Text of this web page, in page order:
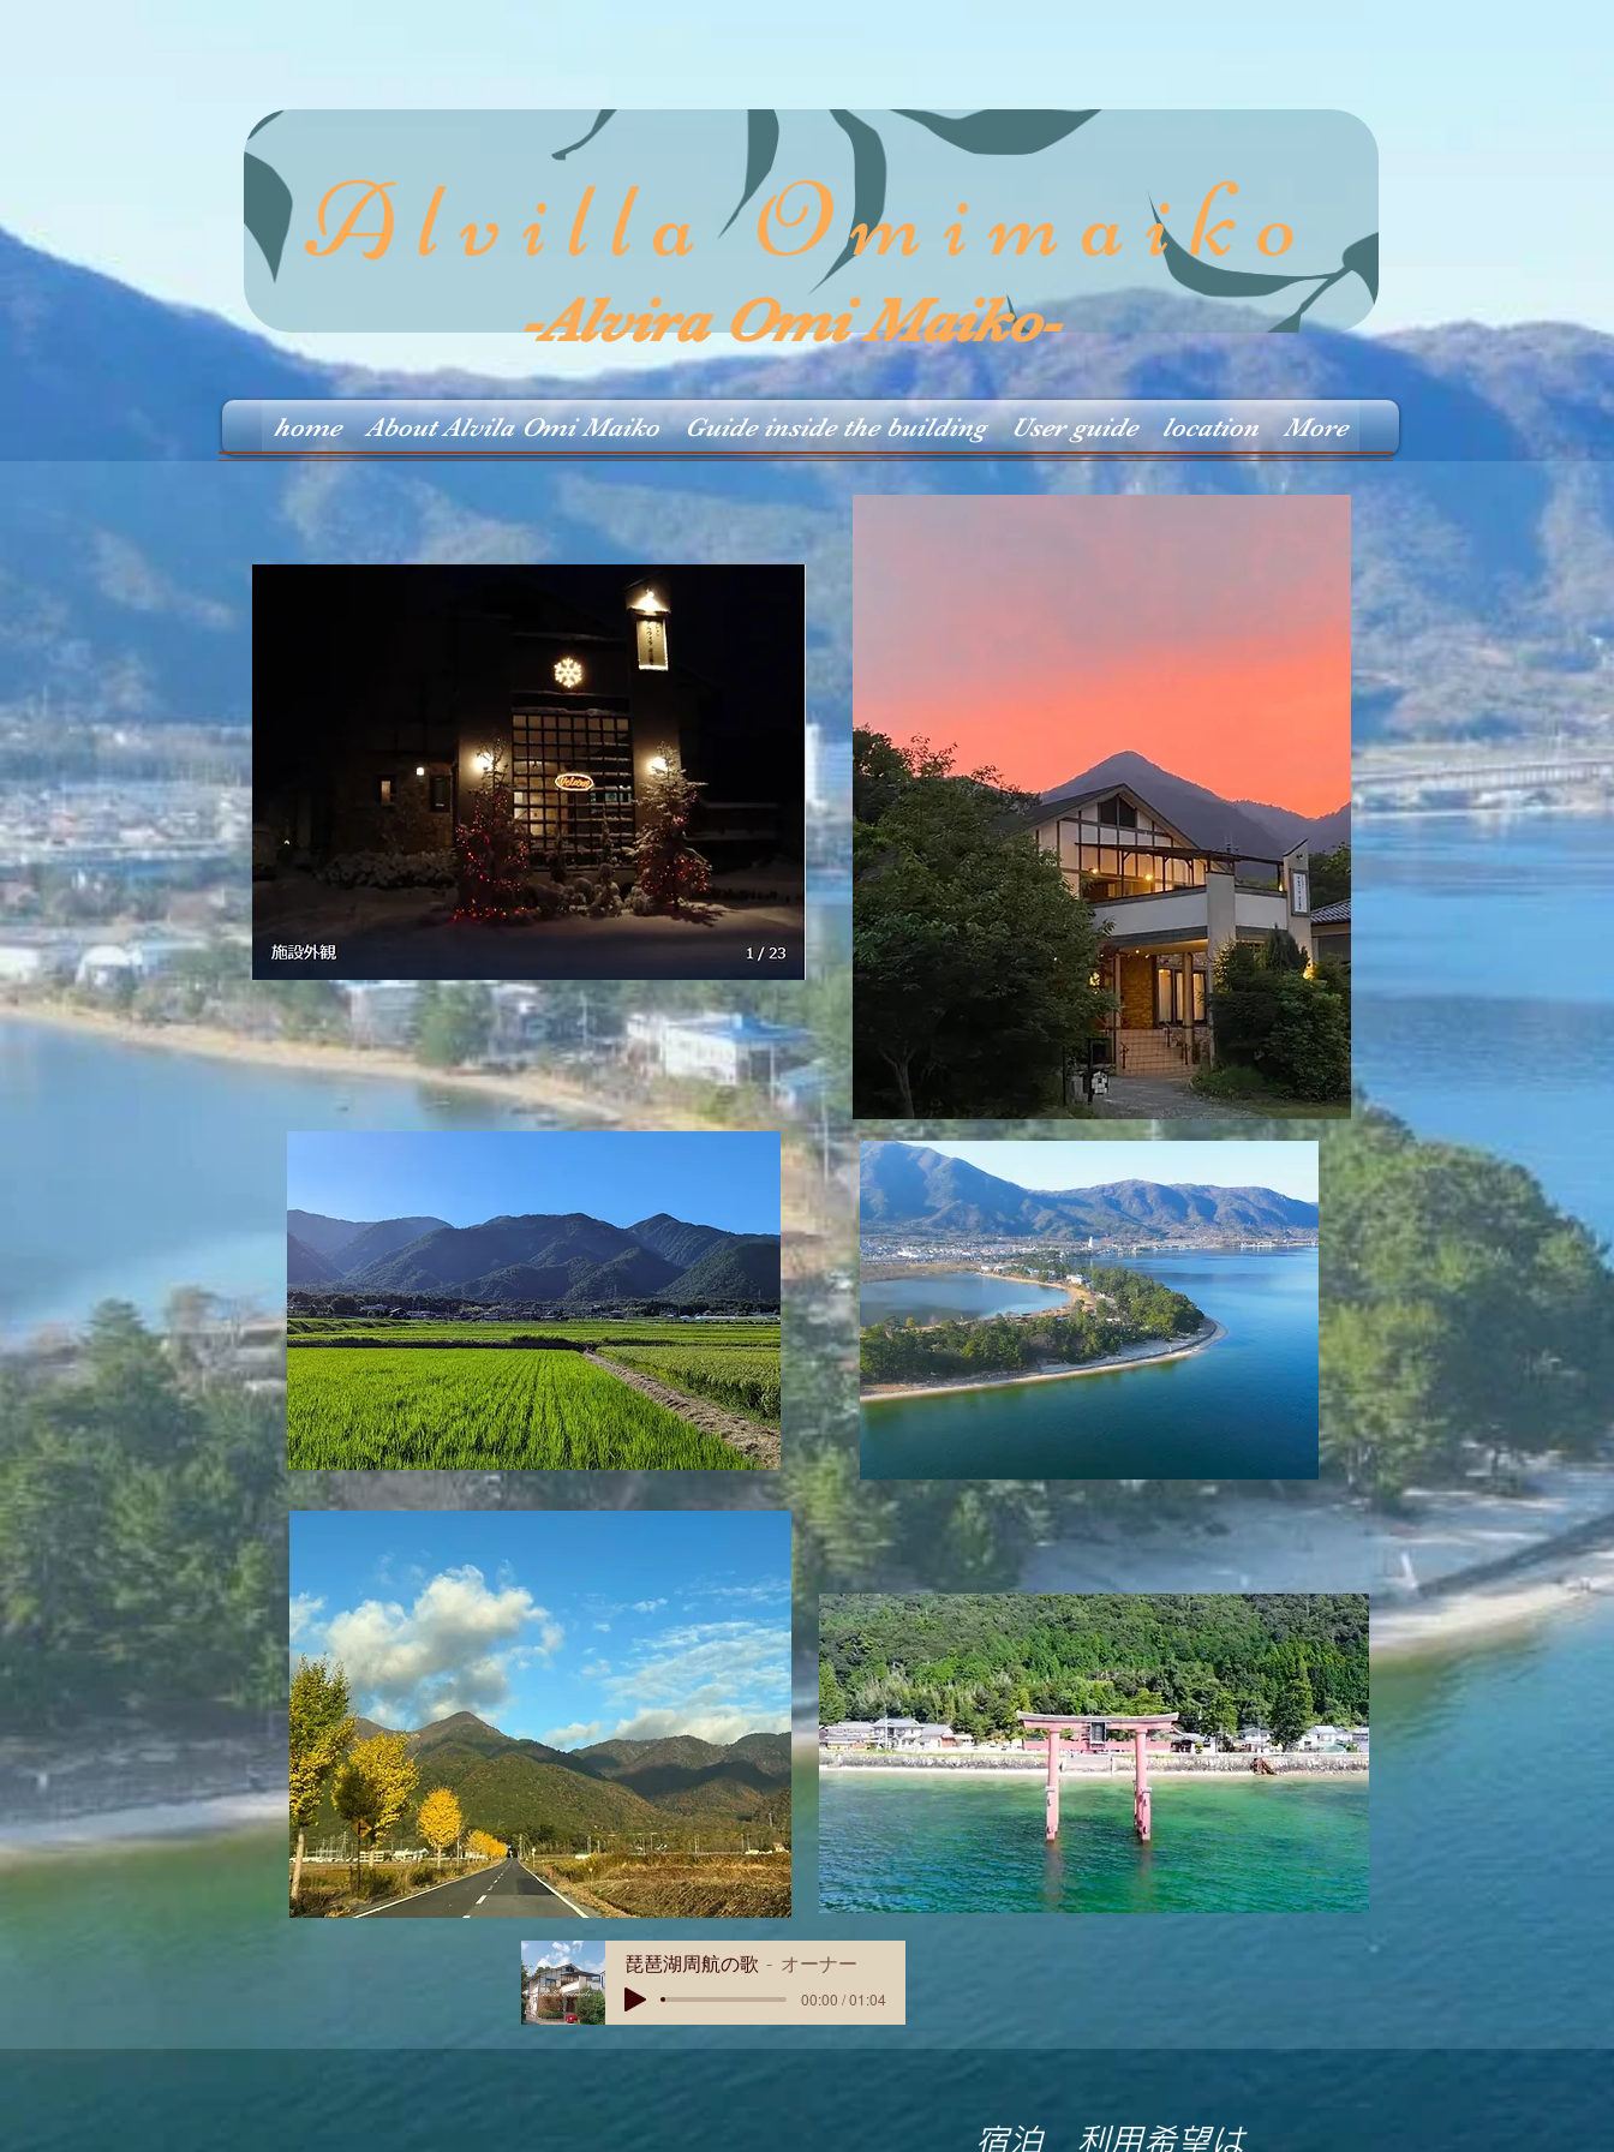
Alvilla Omimaiko
-Alvira Omi Maiko-
home About Alvila Omi Maiko Guide inside the building User guide location More
琵琶湖周航の歌 オーナー
00:00 / 01:04
​宿泊 利用希望は